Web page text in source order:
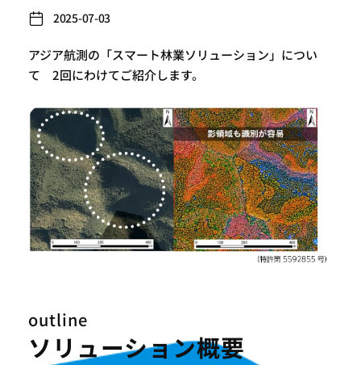
2025-07-03
アジア航測の「スマート林業ソリューション」につい
て 2回にわけてご紹介します。
outline
ソリューション概要